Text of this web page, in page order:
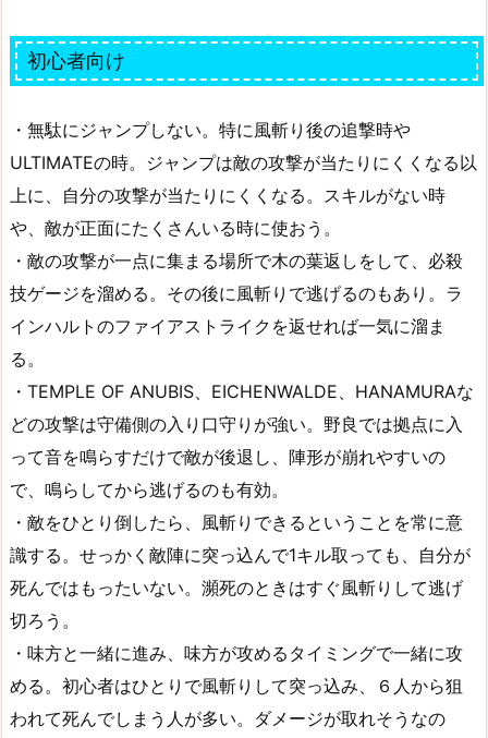
初心者向け
・無駄にジャンプしない。特に風斬り後の追撃時や
ULTIMATEの時。ジャンプは敵の攻撃が当たりにくくなる以
上に、自分の攻撃が当たりにくくなる。スキルがない時
や、敵が正面にたくさんいる時に使おう。
・敵の攻撃が一点に集まる場所で木の葉返しをして、必殺
技ゲージを溜める。その後に風斬りで逃げるのもあり。ラ
インハルトのファイアストライクを返せれば一気に溜ま
る。
・TEMPLE OF ANUBIS、EICHENWALDE、HANAMURAな
どの攻撃は守備側の入り口守りが強い。野良では拠点に入
って音を鳴らすだけで敵が後退し、陣形が崩れやすいの
で、鳴らしてから逃げるのも有効。
・敵をひとり倒したら、風斬りできるということを常に意
識する。せっかく敵陣に突っ込んで1キル取っても、自分が
死んではもったいない。瀕死のときはすぐ風斬りして逃げ
切ろう。
・味方と一緒に進み、味方が攻めるタイミングで一緒に攻
める。初心者はひとりで風斬りして突っ込み、６人から狙
われて死んでしまう人が多い。ダメージが取れそうなの